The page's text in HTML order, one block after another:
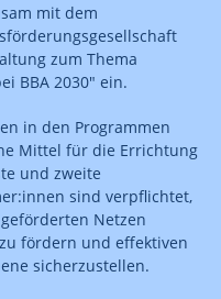
mit dem
zum Thema
BBA 2030" ein.
in den Programmen
Mittel für die Errichtung
und zweite
sind verpflichtet,
Netzen
fördern und effektiven
sicherzustellen.